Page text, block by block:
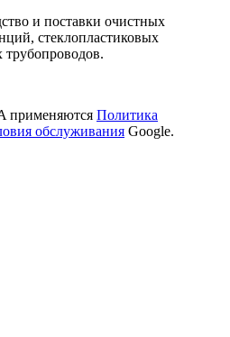
и поставки очистных
стеклопластиковых
трубопроводов.
применяются Политика
обслуживания Google.